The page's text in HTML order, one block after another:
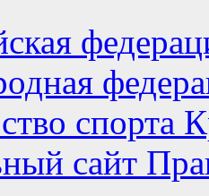
спорта
сайт